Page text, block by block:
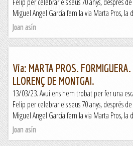
Blog de muntanya
Miguel Angel García fem la via Marta Pros, la
Joan asín
Via: MARTA PROS.
LLORENÇ DE MONTGAI.
13/03/23. Avui ens hem trobat per fer una
Felip per celebrar els seus 70 anys, després
Miguel Angel García fem la via Marta Pros, la
Joan asín